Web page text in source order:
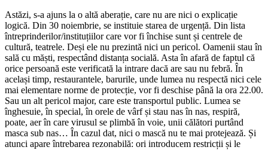
Astăzi, s-a ajuns la o altă aberație, care nu are nici o explicație
logică. Din 30 noiembrie, se instituie sta­rea de urgență. Din lista
întreprinderilor/instituțiilor care vor fi închise sunt și centrele de
cultură, teatre­le. Deși ele nu prezintă nici un pericol. Oamenii stau în
sală cu măști, respectând distanța socială. Asta în afară de faptul că
orice persoană este verificată la intrare dacă are sau nu febră. În
același timp, resta­urantele, barurile, unde lumea nu respectă nici cele
mai elementare norme de protecție, vor fi deschise până la ora 22.00.
Sau un alt pericol major, care este transportul public. Lumea se
înghesuie, în special, în orele de vârf și stau nas în nas, respiră,
poate, aer în care virusul se plimbă în voie, unii călători purtând
masca sub nas… În cazul dat, nici o mască nu te mai protejează. Și
atunci apare întrebarea rezonabilă: ori introducem restricții și le